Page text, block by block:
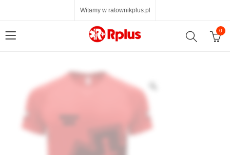
Witamy w ratownikplus.pl
0